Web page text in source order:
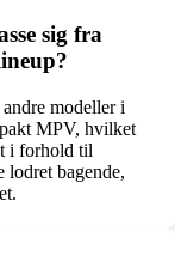
sig fra
modeller i
MPV, hvilket
i forhold til
lodret bagende,